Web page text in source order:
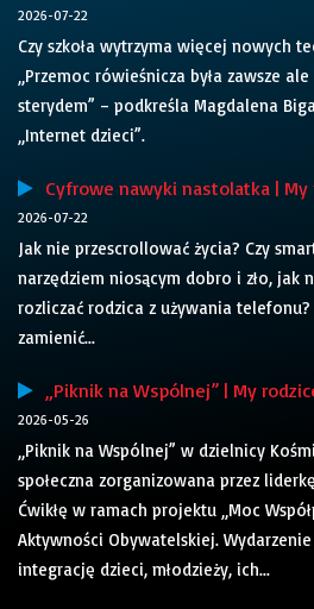
2026-07-22
Czy szkoła wytrzyma więcej nowych
„Przemoc rówieśnicza była zawsze
sterydem” – podkreśla Magdalena
„Internet dzieci”.
Cyfrowe nawyki nastolatka | My
2026-07-22
Jak nie przescrollować życia? Czy
narzędziem niosącym dobro i zło, jak
rozliczać rodzica z używania
zamienić...
„Piknik na Wspólnej” | My
2026-05-26
„Piknik na Wspólnej” w dzielnicy
społeczna zorganizowana przez
Ćwikłę w ramach projektu „Moc
Aktywności Obywatelskiej. Wydarzenie
integrację dzieci, młodzieży, ich...